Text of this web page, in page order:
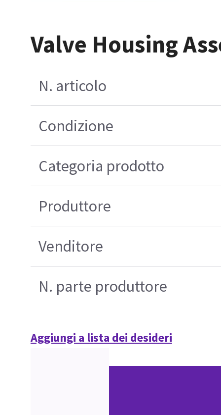
Valve Housing
N. articolo
Condizione
Categoria prodotto
Produttore
Venditore
N. parte produttore
Aggiungi a lista dei desideri